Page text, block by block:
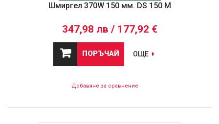
Шмиргел 370W 150 мм. DS 150 M
347,98 лв / 177,92 €
ПОРЪЧАЙ ОЩЕ
Добавяне за сравнение